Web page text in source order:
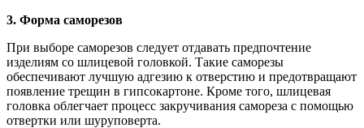
3. Форма саморезов
При выборе саморезов следует отдавать предпочтение
изделиям со шлицевой головкой. Такие саморезы
обеспечивают лучшую адгезию к отверстию и предотвращают
появление трещин в гипсокартоне. Кроме того, шлицевая
головка облегчает процесс закручивания самореза с помощью
отвертки или шуруповерта.